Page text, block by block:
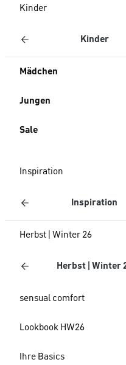
Kinder
Kinder
Mädchen
Jungen
Sale
Inspiration
Inspiration
Herbst | Winter 26
Herbst | Winter
sensual comfort
Lookbook HW26
Ihre Basics